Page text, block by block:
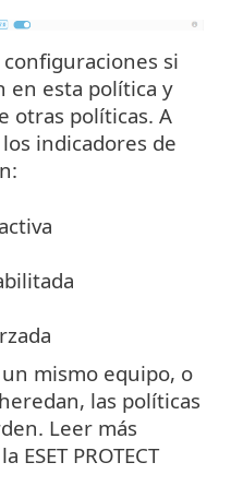
si
en esta política y
otras políticas. A
indicadores de
mismo equipo, o
las políticas
Leer más
PROTECT